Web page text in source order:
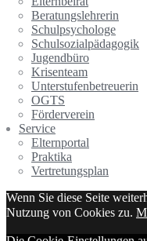
Beratungslehrerin
Schulpsychologe
Schulsozialpädagogik
Jugendbüro
Krisenteam
Unterstufenbetreuerin
OGTS
Förderverein
Service
Elternportal
Praktika
Vertretungsplan
Wenn Sie diese Seite
Nutzung von Cookies zu.